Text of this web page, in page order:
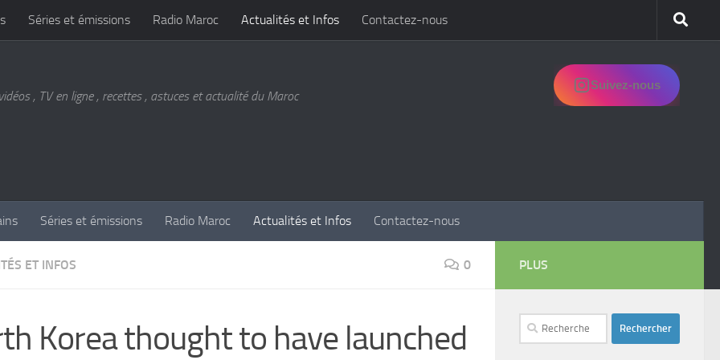
Séries et émissions Radio Maroc Actualités et Infos Contactez-nous
, TV en ligne , recettes , astuces et actualité du Maroc
Suivez-nous
Séries et émissions Radio Maroc Actualités et Infos Contactez-nous
ET INFOS 0
Korea thought to have launched
PLUS
Rechercher :